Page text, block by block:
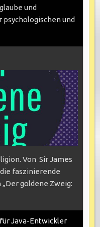
und
psychologischen und
Von Sir James
faszinierende
goldene Zweig:
Java-Entwickler